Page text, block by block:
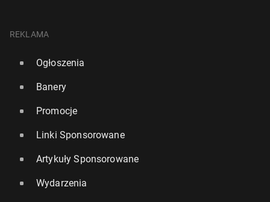
REKLAMA
Ogłoszenia
Banery
Promocje
Linki Sponsorowane
Artykuły Sponsorowane
Wydarzenia